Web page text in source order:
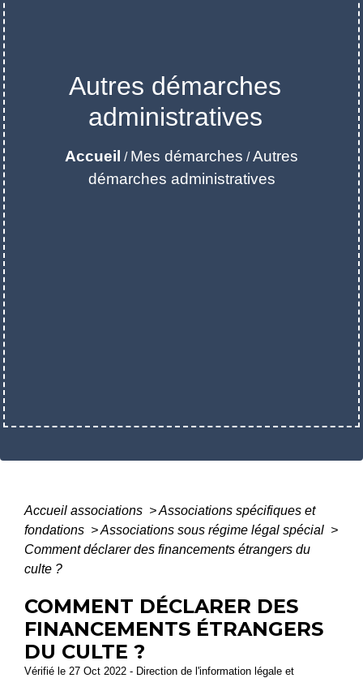
Autres démarches
administratives
Accueil / Mes démarches /Autres
démarches administratives
Accueil associations >Associations spécifiques et
fondations >Associations sous régime légal spécial >
Comment déclarer des financements étrangers du
culte ?
COMMENT DÉCLARER DES
FINANCEMENTS ÉTRANGERS
DU CULTE ?
Vérifié le 27 Oct 2022 - Direction de l'information légale et